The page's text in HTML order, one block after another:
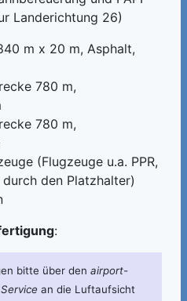
Landerichtung 26)
m x 20 m, Asphalt,
780 m,
780 m,
(Flugzeuge u.a. PPR,
den Platzhalter)
:
bitte über den airport-
an die Luftaufsicht